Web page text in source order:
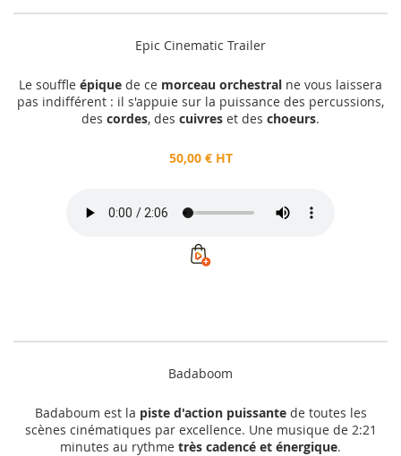
Epic Cinematic Trailer
Le souffle épique de ce morceau orchestral ne vous laissera
pas indifférent : il s'appuie sur la puissance des percussions,
des cordes, des cuivres et des choeurs.
50,00 € HT
Badaboom
Badaboum est la piste d'action puissantede toutes les
scènes cinématiques par excellence. Une musique de 2:21
minutes au rythme très cadencé et énergique.